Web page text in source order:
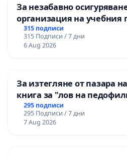
За незабавно
организация на учебния
гарантиране на правото
и качествено
ОУ „Княз Александър I“ и
315 подписи
315 Подписи / 7 дни
6 Aug 2026
За изтегляне от пазара
книга за "лов на
деца
295 подписи
295 Подписи / 7 дни
7 Aug 2026